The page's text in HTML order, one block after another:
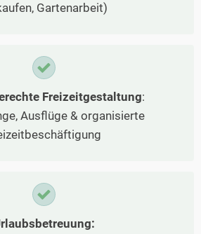
Gartenarbeit)
Freizeitgestaltung:
Ausflüge & organisierte